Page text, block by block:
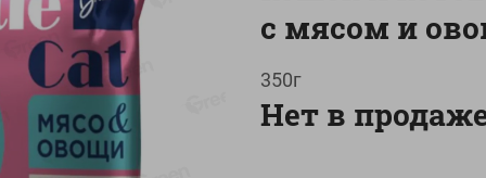
с мясом и
350г
Нет в